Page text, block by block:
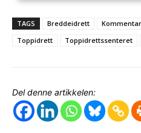
TAGS Breddeidrett Kommentar
Toppidrett
Toppidrettssenteret
Del denne artikkelen: